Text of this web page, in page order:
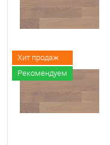
Хит продаж
Рекомендуем